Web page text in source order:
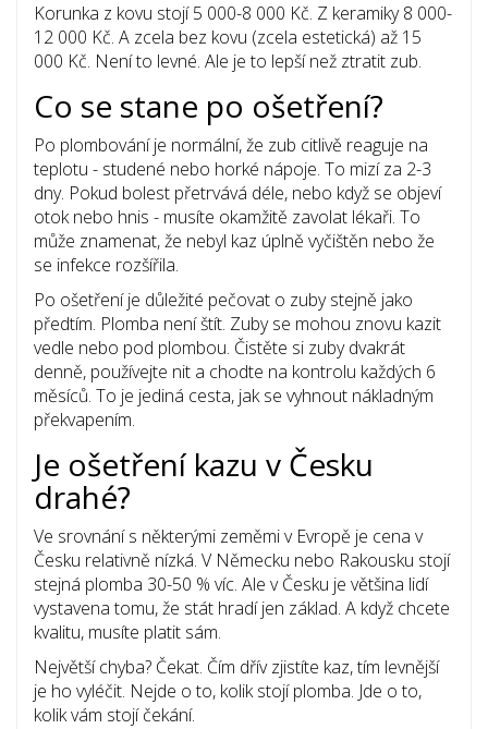
Korunka z kovu stojí 5 000-8 000 Kč. Z keramiky 8 000-
12 000 Kč. A zcela bez kovu (zcela estetická) až 15
000 Kč. Není to levné. Ale je to lepší než ztratit zub.
Co se stane po ošetření?
Po plombování je normální, že zub citlivě reaguje na
teplotu - studené nebo horké nápoje. To mizí za 2-3
dny. Pokud bolest přetrvává déle, nebo když se objeví
otok nebo hnis - musíte okamžitě zavolat lékaři. To
může znamenat, že nebyl kaz úplně vyčištěn nebo že
se infekce rozšířila.
Po ošetření je důležité pečovat o zuby stejně jako
předtím. Plomba není štít. Zuby se mohou znovu kazit
vedle nebo pod plombou. Čistěte si zuby dvakrát
denně, používejte nit a chodte na kontrolu každých 6
měsíců. To je jediná cesta, jak se vyhnout nákladným
překvapením.
Je ošetření kazu v Česku
drahé?
Ve srovnání s některými zeměmi v Evropě je cena v
Česku relativně nízká. V Německu nebo Rakousku stojí
stejná plomba 30-50 % víc. Ale v Česku je většina lidí
vystavena tomu, že stát hradí jen základ. A když chcete
kvalitu, musíte platit sám.
Největší chyba? Čekat. Čím dřív zjistíte kaz, tím levnější
je ho vyléčit. Nejde o to, kolik stojí plomba. Jde o to,
kolik vám stojí čekání.